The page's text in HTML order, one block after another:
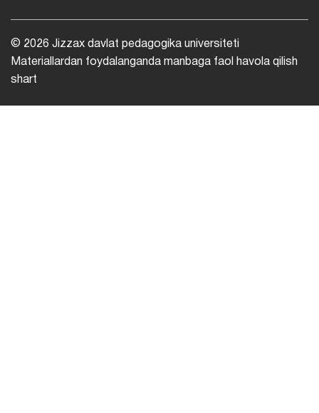
© 2026 Jizzax davlat pedagogika universiteti
Materiallardan foydalanganda manbaga faol havola qilish
shart